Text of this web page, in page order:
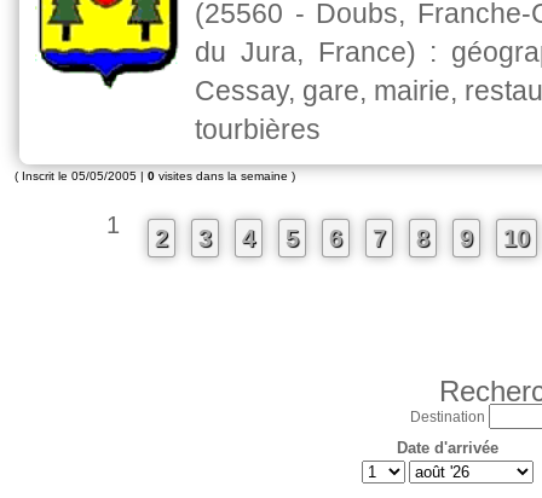
(25560 - Doubs, Franche-
du Jura, France) :
Cessay, gare, mairie,
tourbières
( Inscrit le 05/05/2005 | 0 visites dans la semaine )
1 2 3 4 5 6 7 8 9 10
Destination
Date d'arrivée